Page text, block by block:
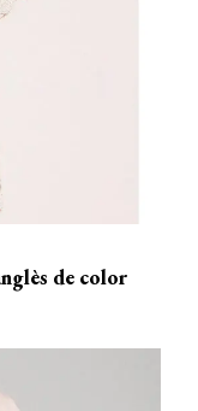
de color